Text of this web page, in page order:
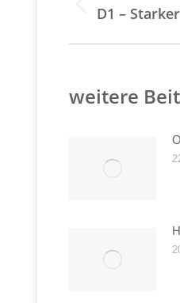
Vorheriger
Beitrag:
D1 –
weitere